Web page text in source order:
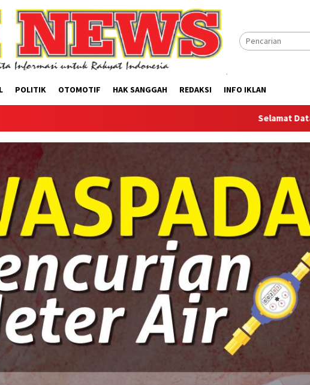
POLITIK OTOMOTIF HAK SANGGAH REDAKSI INFO IKLAN
Selamat Datang Di